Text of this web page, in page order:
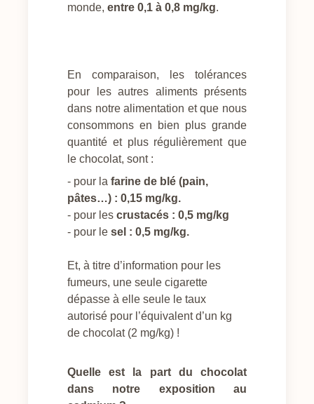
monde, entre 0,1 à 0,8 mg/kg.
En comparaison, les tolérances
pour les autres aliments présents
dans notre alimentation et que nous
consommons en bien plus grande
quantité et plus régulièrement que
le chocolat, sont :
- pour la farine de blé (pain,
pâtes…) : 0,15 mg/kg.
- pour les crustacés : 0,5 mg/kg
- pour le sel : 0,5 mg/kg.
Et, à titre d’information pour les
fumeurs, une seule cigarette
dépasse à elle seule le taux
autorisé pour l’équivalent d’un kg
de chocolat (2 mg/kg) !
Quelle est la part du chocolat
dans notre exposition au